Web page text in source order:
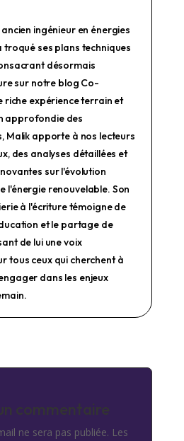
ingénieur en énergies
troqué ses plans techniques
désormais
sur notre blog Co-
riche expérience terrain et
approfondie des
Malik apporte à nos lecteurs
des analyses détaillées et
sur l'évolution
l'énergie renouvelable. Son
à l'écriture témoigne de
et le partage de
de lui une voix
tous ceux qui cherchent à
dans les enjeux
commentaire
ne sera pas publiée. Les